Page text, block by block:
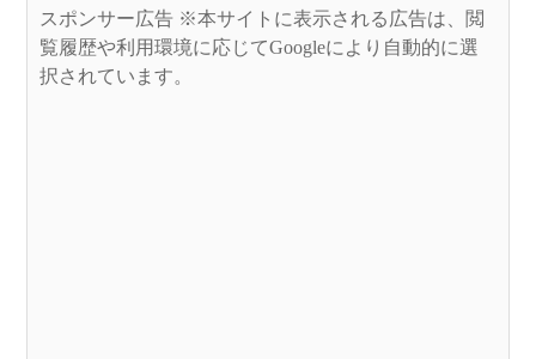
スポンサー広告 ※本サイトに表示される広告は、閲
覧履歴や利用環境に応じてGoogleにより自動的に選
択されています。